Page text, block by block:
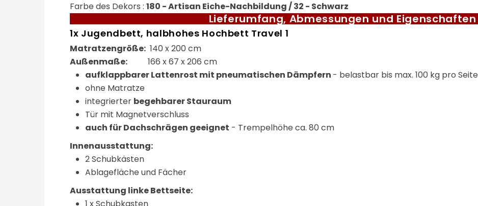
Farbe des Dekors : 180 - Artisan Eiche-Nachbildung / 32 - Schwarz
Lieferumfang, Abmessungen und Eigenschaften
1x Jugendbett, halbhohes Hochbett Travel 1
Matratzengröße: 140 x 200 cm
Außenmaße: 166 x 67 x 206 cm
aufklappbarer Lattenrost mit pneumatischen Dämpfern - belastbar bis max. 100 kg pro Seite
ohne Matratze
integrierter begehbarer Stauraum
Tür mit Magnetverschluss
auch für Dachschrägen geeignet - Trempelhöhe ca. 80 cm
Innenausstattung:
2 Schubkästen
Ablagefläche und Fächer
Ausstattung linke Bettseite: